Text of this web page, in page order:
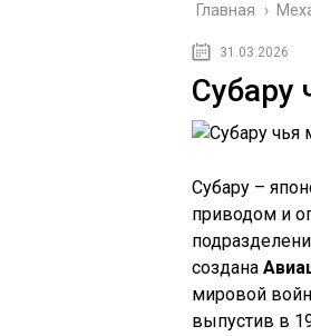
Главная ›
31.03.2026
Субару
Субару –
приводом и
создана
мировой
выпустив в